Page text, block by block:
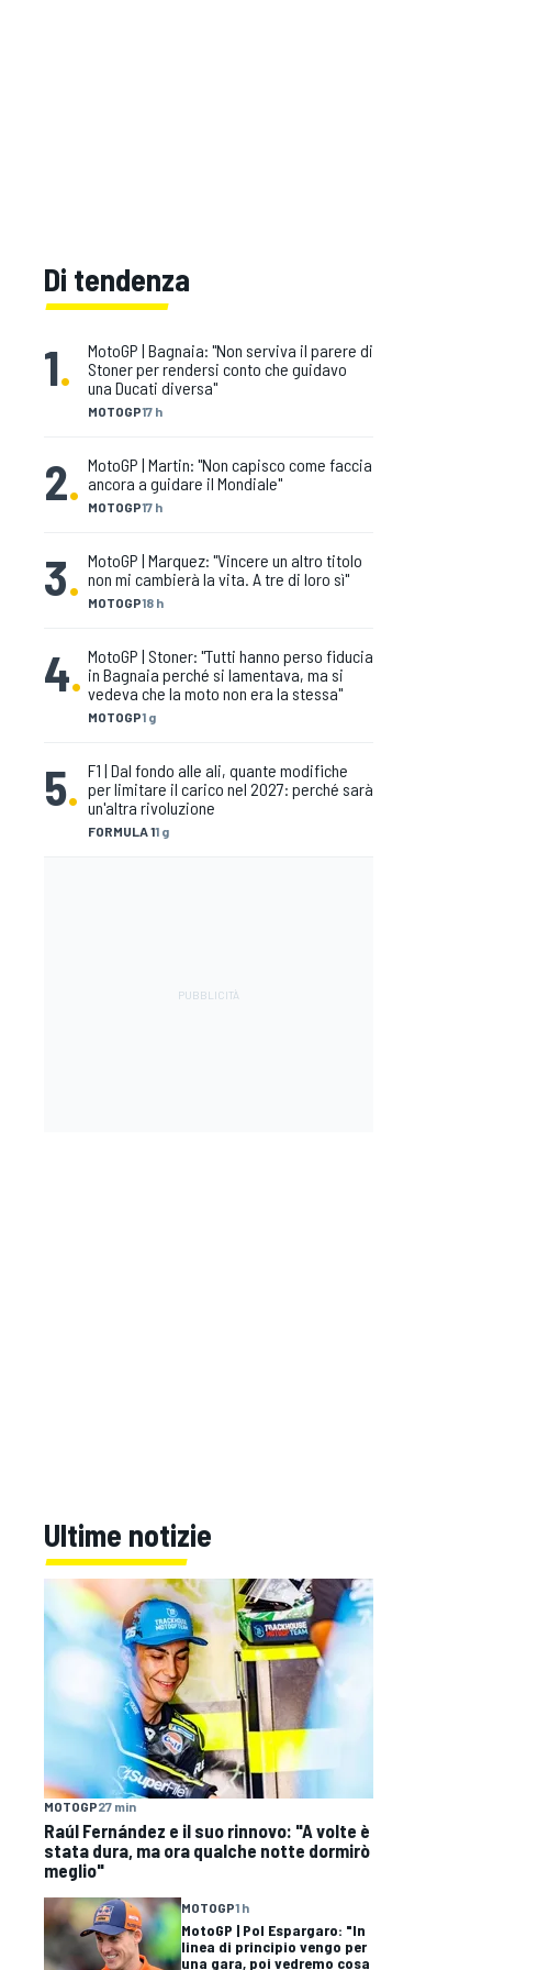
Di tendenza
1.
MOTOGP17 h
MotoGP | Bagnaia: "Non serviva il parere di
Stoner per rendersi conto che guidavo
una Ducati diversa"
2. MOTOGP17 h
MotoGP | Martin: "Non capisco come faccia
ancora a guidare il Mondiale"
3. MOTOGP18 h
MotoGP | Marquez: "Vincere un altro titolo
non mi cambierà la vita. A tre di loro sì"
4.
MOTOGP1 g
MotoGP | Stoner: "Tutti hanno perso fiducia
in Bagnaia perché si lamentava, ma si
vedeva che la moto non era la stessa"
5.
FORMULA 11 g
F1 | Dal fondo alle ali, quante modifiche
per limitare il carico nel 2027: perché sarà
un'altra rivoluzione
Ultime notizie
MOTOGP27 min
Raúl Fernández e il suo rinnovo: "A volte è
stata dura, ma ora qualche notte dormirò
meglio"
MOTOGP1 h
MotoGP | Pol Espargaro: "In
linea di principio vengo per
una gara, poi vedremo cosa